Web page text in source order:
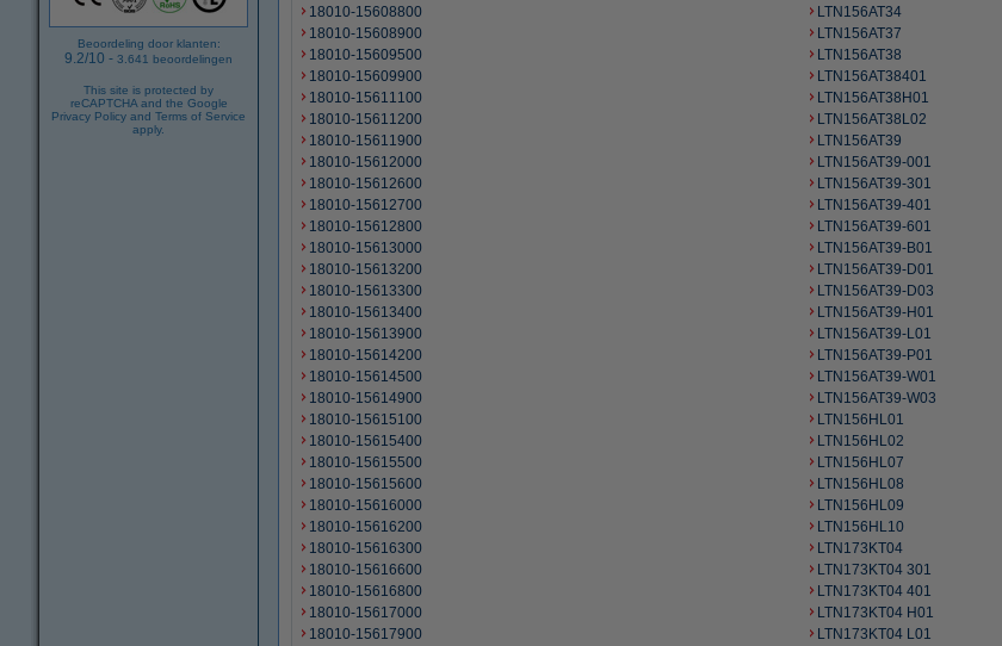
Beoordeling door klanten:
9.2/10 - 3.641 beoordelingen
This site is protected by
reCAPTCHA and the Google
Privacy Policy and Terms of Service
apply.
18010-15608800
18010-15608900
18010-15609500
18010-15609900
18010-15611100
18010-15611200
18010-15611900
18010-15612000
18010-15612600
18010-15612700
18010-15612800
18010-15613000
18010-15613200
18010-15613300
18010-15613400
18010-15613900
18010-15614200
18010-15614500
18010-15614900
18010-15615100
18010-15615400
18010-15615500
18010-15615600
18010-15616000
18010-15616200
18010-15616300
18010-15616600
18010-15616800
18010-15617000
18010-15617900
LTN156AT34
LTN156AT37
LTN156AT38
LTN156AT38401
LTN156AT38H01
LTN156AT38L02
LTN156AT39
LTN156AT39-001
LTN156AT39-301
LTN156AT39-401
LTN156AT39-601
LTN156AT39-B01
LTN156AT39-D01
LTN156AT39-D03
LTN156AT39-H01
LTN156AT39-L01
LTN156AT39-P01
LTN156AT39-W01
LTN156AT39-W03
LTN156HL01
LTN156HL02
LTN156HL07
LTN156HL08
LTN156HL09
LTN156HL10
LTN173KT04
LTN173KT04 301
LTN173KT04 401
LTN173KT04 H01
LTN173KT04 L01